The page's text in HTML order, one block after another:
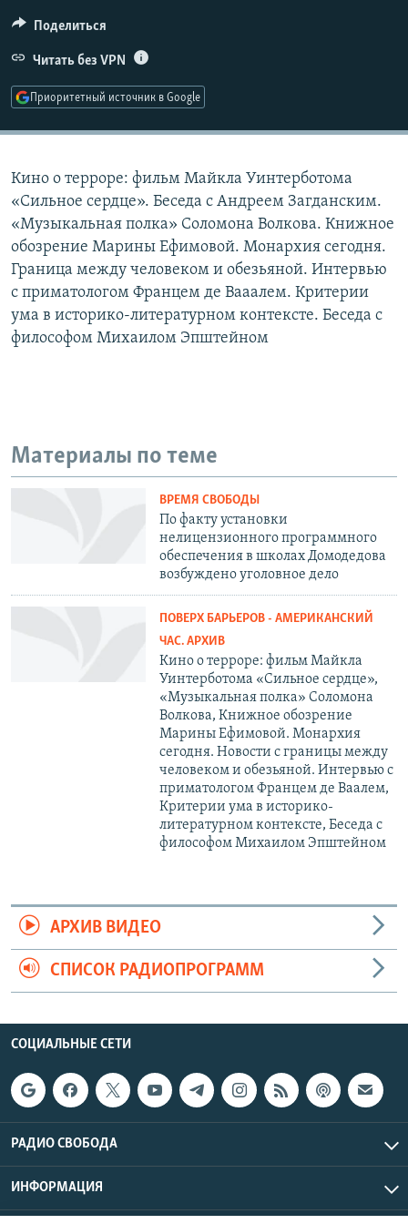
РАСПИСАНИЕ ВЕЩАНИЯ
ПОДПИШИТЕСЬ НА РАССЫЛКУ
СОЦИАЛЬНЫЕ СЕТИ
Все сайты РСЕ/РС
Поделиться
Читать без VPN
Приоритетный источник в Google
Кино о терроре: фильм Майкла Уинтерботома
«Сильное сердце». Беседа с Андреем Загданским.
«Музыкальная полка» Соломона Волкова. Книжное
обозрение Марины Ефимовой. Монархия сегодня.
Граница между человеком и обезьяной. Интервью
с приматологом Францем де Вааалем. Критерии
ума в историко-литературном контексте. Беседа с
философом Михаилом Эпштейном
Материалы по теме
ВРЕМЯ СВОБОДЫ
По факту установки
нелицензионного программного
обеспечения в школах Домодедова
возбуждено уголовное дело
ПОВЕРХ БАРЬЕРОВ - АМЕРИКАНСКИЙ
ЧАС. АРХИВ
Кино о терроре: фильм Майкла
Уинтерботома «Сильное сердце»,
«Музыкальная полка» Соломона
Волкова, Книжное обозрение
Марины Ефимовой. Монархия
сегодня. Новости с границы между
человеком и обезьяной. Интервью с
приматологом Францем де Ваалем,
Критерии ума в историко-
литературном контексте, Беседа с
философом Михаилом Эпштейном
АРХИВ ВИДЕО
СПИСОК РАДИОПРОГРАММ
СОЦИАЛЬНЫЕ СЕТИ
РАДИО СВОБОДА
ИНФОРМАЦИЯ